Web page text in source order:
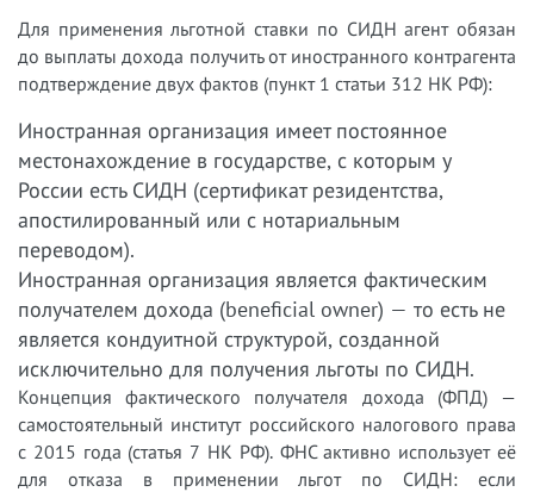
Для применения льготной ставки по СИДН агент обязан
до выплаты дохода получить от иностранного контрагента
подтверждение двух фактов (пункт 1 статьи 312 НК РФ):
Иностранная организация имеет постоянное
местонахождение в государстве, с которым у
России есть СИДН (сертификат резидентства,
апостилированный или с нотариальным
переводом).
Иностранная организация является фактическим
получателем дохода (beneficial owner) — то есть не
является кондуитной структурой, созданной
исключительно для получения льготы по СИДН.
Концепция фактического получателя дохода (ФПД) —
самостоятельный институт российского налогового права
с 2015 года (статья 7 НК РФ). ФНС активно использует её
для отказа в применении льгот по СИДН: если